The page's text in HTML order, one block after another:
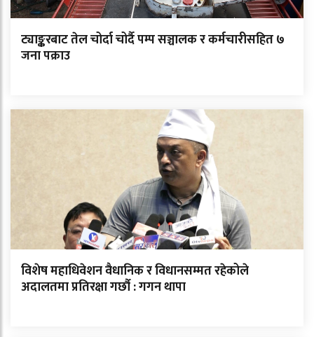
ट्याङ्करबाट तेल चोर्दा चोर्दै पम्प सञ्चालक र कर्मचारीसहित ७
जना पक्राउ
विशेष महाधिवेशन वैधानिक र विधानसम्मत रहेकोले
अदालतमा प्रतिरक्षा गर्छौ : गगन थापा